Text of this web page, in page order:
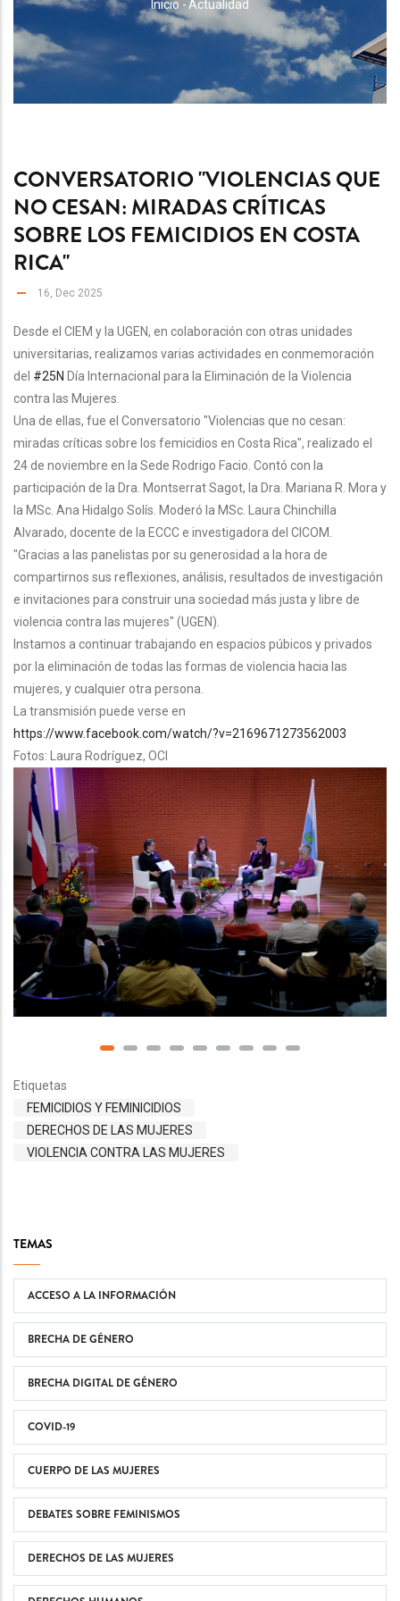
RUTA
DE
NAVEGACIÓN
Inicio -Actualidad
CONVERSATORIO "VIOLENCIAS QUE
NO CESAN: MIRADAS CRÍTICAS
SOBRE LOS FEMICIDIOS EN COSTA
RICA"
16, Dec 2025
Desde el CIEM y la UGEN, en colaboración con otras unidades
universitarias, realizamos varias actividades en conmemoración
del #25N Día Internacional para la Eliminación de la Violencia
contra las Mujeres.
Una de ellas, fue el Conversatorio "Violencias que no cesan:
miradas críticas sobre los femicidios en Costa Rica", realizado el
24 de noviembre en la Sede Rodrigo Facio. Contó con la
participación de la Dra. Montserrat Sagot, la Dra. Mariana R. Mora y
la MSc. Ana Hidalgo Solís. Moderó la MSc. Laura Chinchilla
Alvarado, docente de la ECCC e investigadora del CICOM.
"Gracias a las panelistas por su generosidad a la hora de
compartirnos sus reflexiones, análisis, resultados de investigación
e invitaciones para construir una sociedad más justa y libre de
violencia contra las mujeres" (UGEN).
Instamos a continuar trabajando en espacios púbicos y privados
por la eliminación de todas las formas de violencia hacia las
mujeres, y cualquier otra persona.
La transmisión puede verse en
https://www.facebook.com/watch/?v=2169671273562003
Fotos: Laura Rodríguez, OCI
Etiquetas
FEMICIDIOS Y FEMINICIDIOS
DERECHOS DE LAS MUJERES
VIOLENCIA CONTRA LAS MUJERES
TEMAS
ACCESO A LA INFORMACIÓN
BRECHA DE GÉNERO
BRECHA DIGITAL DE GÉNERO
COVID-19
CUERPO DE LAS MUJERES
DEBATES SOBRE FEMINISMOS
DERECHOS DE LAS MUJERES